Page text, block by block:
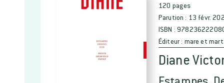
120 pages
Parution : 13 févr.
ISBN :
Éditeur : mare et
Diane